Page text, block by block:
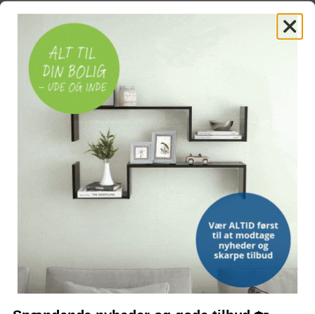
MATERIALE
MÅL (L × B × H)
50 × 25 × 51 ±2 cm
HYNDE
100 % polyester, polstret
Slotsinspireret design med "Welcome"-skilt
EGNEDE KÆLEDYR
Voksne katte, samt små hunde/killinger/hvalpe
Let i vægt og nem at bære